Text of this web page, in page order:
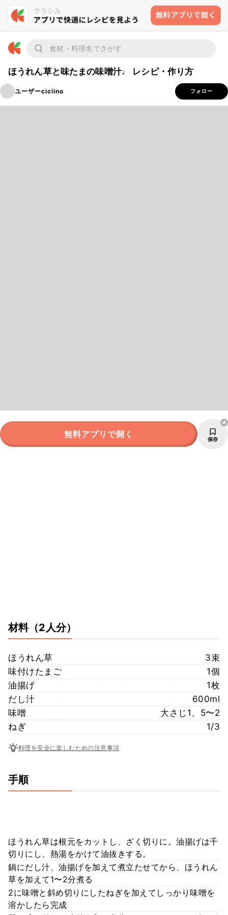
ほうれん草と味たまの味噌汁♩ レシピ・作り方
ユーザーciciino フォロー
無料アプリで開く 保存
4
材料（2人分）
ほうれん草
3束
味付けたまご
1個
油揚げ
1枚
だし汁
600ml
味噌
大さじ1、5〜2
ねぎ
1/3
料理を安全に楽しむための注意事項
手順
ほうれん草は根元をカットし、ざく切りに。油揚げは千
切りにし、熱湯をかけて油抜きする。
鍋にだし汁、油揚げを加えて煮立たせてから、ほうれん
草を加えて1〜2分煮る
2に味噌と斜め切りにしたねぎを加えてしっかり味噌を
溶かしたら完成